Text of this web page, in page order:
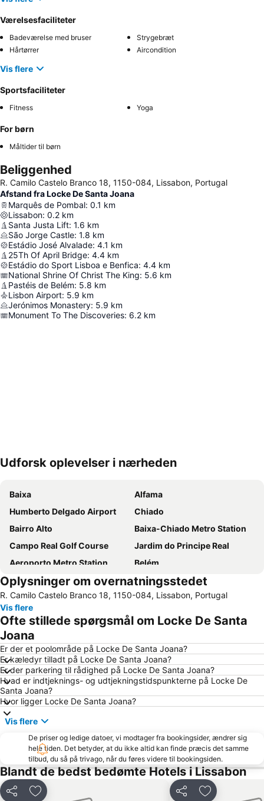
Værelsesfaciliteter
Badeværelse med bruser
Strygebræt
Hårtørrer
Aircondition
Vis flere
Sportsfaciliteter
Fitness Yoga
For børn
Måltider til børn
Beliggenhed
R. Camilo Castelo Branco 18, 1150-084, Lissabon, Portugal
Afstand fra Locke De Santa Joana
Marquês de Pombal: 0.1 km
Lissabon: 0.2 km
Santa Justa Lift: 1.6 km
São Jorge Castle: 1.8 km
Estádio José Alvalade: 4.1 km
25Th Of April Bridge: 4.4 km
Estádio do Sport Lisboa e Benfica: 4.4 km
National Shrine Of Christ The King: 5.6 km
Pastéis de Belém: 5.8 km
Lisbon Airport: 5.9 km
Jerónimos Monastery: 5.9 km
Monument To The Discoveries: 6.2 km
Udvid kort
Udforsk oplevelser i nærheden
Baixa
Alfama
Humberto Delgado Airport
Chiado
Bairro Alto
Baixa-Chiado Metro Station
Campo Real Golf Course
Jardim do Principe Real
Aeroporto Metro Station
Belém
Avenida da Liberdade
Graça
Oriente togstation
Lisboa
Rossio Metro Station
Lisbon Port
Da Luz Stadion
Lissabon kongrescenter
Atrium Saldanha
Alcântara
Algés Beach
Museu de Alhandra Casa Dr. Sousa Martins
Saldanha Metro Station
Jardim da Estrela
'San Justa' Elevator
Benfica
Cais do Sodré Metro Station
Marques de Pombal
Intendente Metro Station
Arroios Metro Station
Elevador da Bica
FIL: Lissabon internationale messecenter
Praia de Carcavelos
Marquês de Pombal Metro Station
Oplysninger om overnatningsstedet
R. Camilo Castelo Branco 18, 1150-084, Lissabon, Portugal
Vis flere
Ofte stillede spørgsmål om Locke De Santa
Joana
Er der et poolområde på Locke De Santa Joana?
Er kæledyr tilladt på Locke De Santa Joana?
Er der parkering til rådighed på Locke De Santa Joana?
Hvad er indtjeknings- og udtjekningstidspunkterne på Locke De
Santa Joana?
Hvor ligger Locke De Santa Joana?
Vis flere
De priser og ledige datoer, vi modtager fra bookingsider, ændrer sig
hele tiden. Det betyder, at du ikke altid kan finde præcis det samme
tilbud, du så på trivago, når du føres videre til bookingsiden.
Blandt de bedst bedømte Hotels i Lissabon
Del Føj til favoritter Del Føj til